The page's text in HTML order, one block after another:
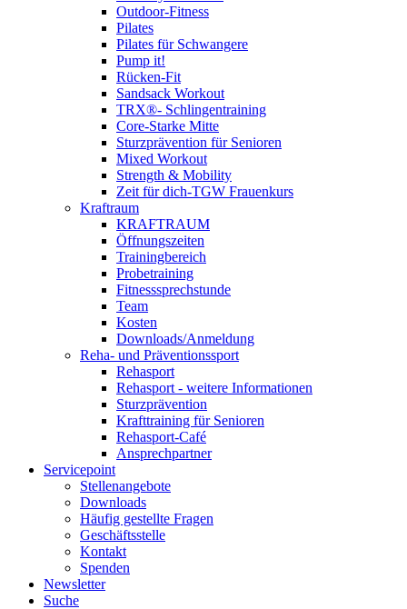
Outdoor-Fitness
Pilates
Pilates für Schwangere
Pump it!
Rücken-Fit
Sandsack Workout
TRX®- Schlingentraining
Core-Starke Mitte
Sturzprävention für Senioren
Mixed Workout
Strength & Mobility
Zeit für dich-TGW Frauenkurs
Kraftraum
KRAFTRAUM
Öffnungszeiten
Trainingbereich
Probetraining
Fitnesssprechstunde
Team
Kosten
Downloads/Anmeldung
Reha- und Präventionssport
Rehasport
Rehasport - weitere Informationen
Sturzprävention
Krafttraining für Senioren
Rehasport-Café
Ansprechpartner
Servicepoint
Stellenangebote
Downloads
Häufig gestellte Fragen
Geschäftsstelle
Kontakt
Spenden
Newsletter
Suche